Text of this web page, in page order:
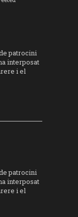
patrocini
interposat
i el
patrocini
interposat
i el